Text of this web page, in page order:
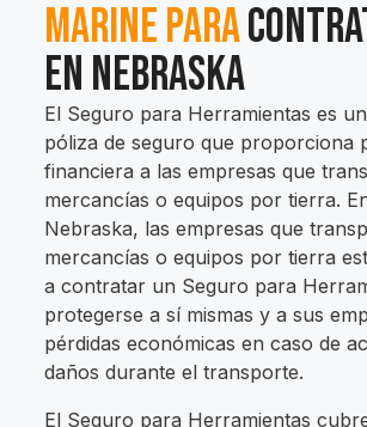
Marine Para
en Nebraska
El Seguro para Herramientas es
póliza de seguro que proporciona
financiera a las empresas que
mercancías o equipos por tierra.
Nebraska, las empresas que
mercancías o equipos por tierra
a contratar un Seguro para
protegerse a sí mismas y a sus
pérdidas económicas en caso de
daños durante el transporte.
El Seguro para Herramientas